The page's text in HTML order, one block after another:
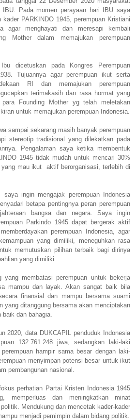
IBU. Pada momen perayaan hari IBU saya
kader PARKINDO 1945, perempuan Kristiani
agar menghayati dan meresapi kembali
Mother dalam memajukan perempuan
dicetuskan pada Kongres Perempuan
Tujuannya agar perempuan ikut serta
RI dan memajukan perempuan
terimakasih dan rasa hormat yang
para Founding Mother yg telah meletakan
untuk memajukan perempuan Indonesia.
sampai sekarang masih banyak perempuan
stereotip tradisional yang dilekatkan pada
Pengalaman saya ketika membentuk
1945 tidak mudah untuk mencari 30%
yang mau ikut aktif berorganisasi, terlebih di
ingin mengajak perempuan Indonesia
betapa pentingnya peran perempuan
bangsa dan negara. Saya ingin
Parkindo 1945 dapat bergerak aktif
perempuan Indonesia, agar
yang dimiliki, meneguhkan rasa
memutuskan pilihan terbaik bagi dirinya
yang dimiliki.
yang membatasi perempuan untuk bekerja
mampu dan layak. Akan sangat baik bila
finansial dan mampu bersama suami
yang ditanggung bersama akan menciptakan
dan bahagia.
2020, data DUKCAPIL penduduk Indonesia
132.761.248 jiwa, sedangkan laki-laki
hampir sama besar dengan laki-
menyimpan potensi besar untuk ikut
pembangunan nasional.
perhatian Partai Kristen Indonesia 1945
memperluas dan meningkatkan minat
Mendukung dan mencetak kader-kader
menjadi pemimpin dalam bidang politik.